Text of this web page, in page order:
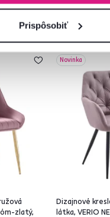
Prispôsobiť
zlatý,
Novinka
Dizajnové
látka, VERIO